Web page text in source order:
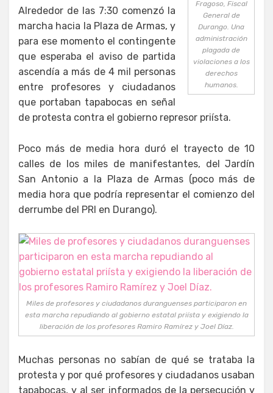
Fragoso, Fiscal
General de
Durango. Una
administración
plagada de
violaciones a los
derechos
humanos.
Alrededor de las 7:30 comenzó la
marcha hacia la Plaza de Armas, y
para ese momento el contingente
que esperaba el aviso de partida
ascendía a más de 4 mil personas
entre profesores y ciudadanos
que portaban tapabocas en señal
de protesta contra el gobierno represor priísta.
Poco más de media hora duró el trayecto de 10
calles de los miles de manifestantes, del Jardín
San Antonio a la Plaza de Armas (poco más de
media hora que podría representar el comienzo del
derrumbe del PRI en Durango).
Miles de profesores y ciudadanos duranguenses participaron en
esta marcha repudiando al gobierno estatal priísta y exigiendo la
liberación de los profesores Ramiro Ramírez y Joel Díaz.
Muchas personas no sabían de qué se trataba la
protesta y por qué profesores y ciudadanos usaban
tapabocas, y al ser informados de la persecución y